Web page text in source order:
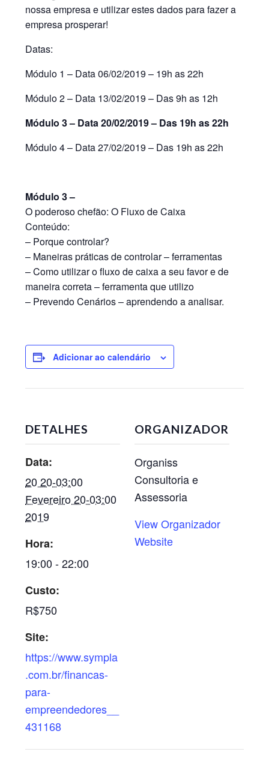
nossa empresa e utilizar estes dados para fazer a
empresa prosperar!
Datas:
Módulo 1 – Data 06/02/2019 – 19h as 22h
Módulo 2 – Data 13/02/2019 – Das 9h as 12h
Módulo 3 – Data 20/02/2019 – Das 19h as 22h
Módulo 4 – Data 27/02/2019 – Das 19h as 22h
Módulo 3 –
O poderoso chefão: O Fluxo de Caixa
Conteúdo:
– Porque controlar?
– Maneiras práticas de controlar – ferramentas
– Como utilizar o fluxo de caixa a seu favor e de
maneira correta – ferramenta que utilizo
– Prevendo Cenários – aprendendo a analisar.
Adicionar ao calendário
DETALHES
Data:
20 20-03:00
Fevereiro 20-03:00
2019
Hora:
19:00 - 22:00
Custo:
R$750
Site:
https://www.sympla
.com.br/financas-
para-
empreendedores__
431168
ORGANIZADOR
Organiss
Consultoria e
Assessoria
View Organizador
Website